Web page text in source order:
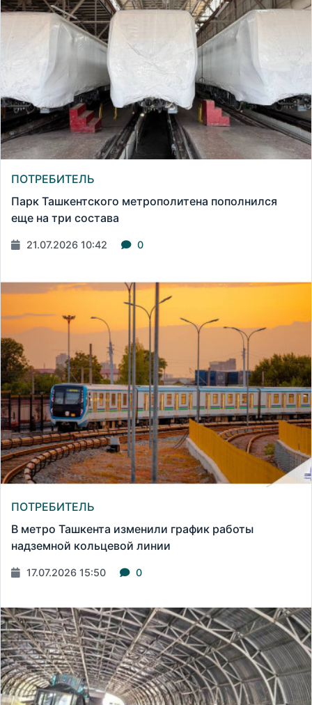
ПОТРЕБИТЕЛЬ
Парк Ташкентского метрополитена пополнился
еще на три состава
21.07.2026 10:42 0
ПОТРЕБИТЕЛЬ
В метро Ташкента изменили график работы
надземной кольцевой линии
17.07.2026 15:50 0